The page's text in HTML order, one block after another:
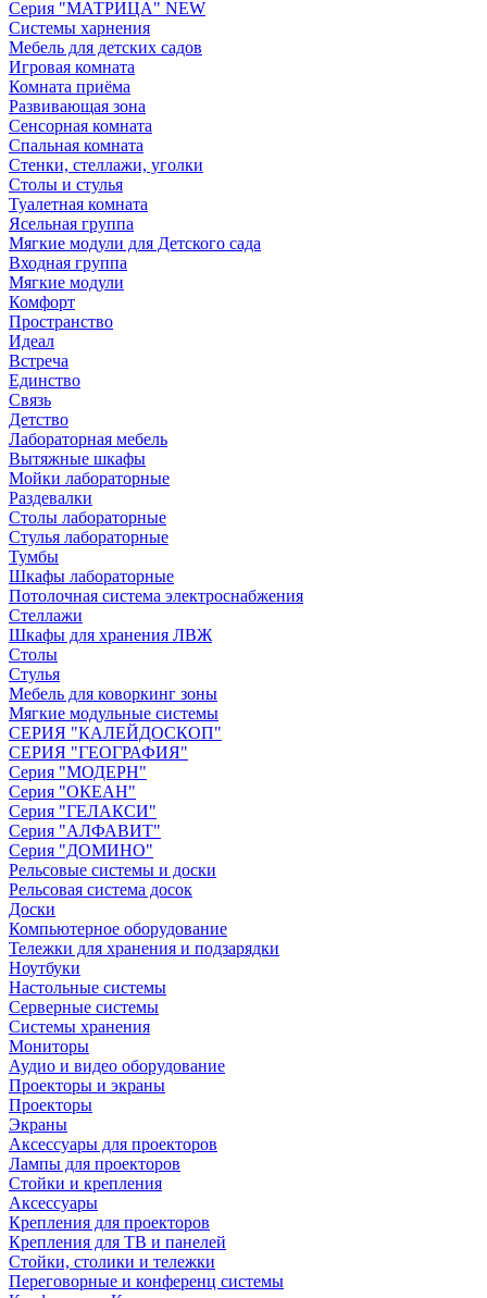
Серия "МАТРИЦА" NEW
Системы харнения
Мебель для детских садов
Игровая комната
Комната приёма
Развивающая зона
Сенсорная комната
Спальная комната
Стенки, стеллажи, уголки
Столы и стулья
Туалетная комната
Ясельная группа
Мягкие модули для Детского сада
Входная группа
Мягкие модули
Комфорт
Пространство
Идеал
Встреча
Единство
Связь
Детство
Лабораторная мебель
Вытяжные шкафы
Мойки лабораторные
Раздевалки
Столы лабораторные
Стулья лабораторные
Тумбы
Шкафы лабораторные
Потолочная система электроснабжения
Стеллажи
Шкафы для хранения ЛВЖ
Столы
Стулья
Мебель для коворкинг зоны
Мягкие модульные системы
СЕРИЯ "КАЛЕЙДОСКОП"
СЕРИЯ "ГЕОГРАФИЯ"
Серия "МОДЕРН"
Серия "ОКЕАН"
Серия "ГЕЛАКСИ"
Серия "АЛФАВИТ"
Серия "ДОМИНО"
Рельсовые системы и доски
Рельсовая система досок
Доски
Компьютерное оборудование
Тележки для хранения и подзарядки
Ноутбуки
Настольные системы
Серверные системы
Системы хранения
Мониторы
Аудио и видео оборудование
Проекторы и экраны
Проекторы
Экраны
Аксессуары для проекторов
Лампы для проекторов
Стойки и крепления
Аксессуары
Крепления для проекторов
Крепления для ТВ и панелей
Стойки, столики и тележки
Переговорные и конференц системы